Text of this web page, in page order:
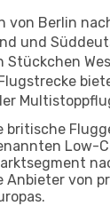
Berlin
und
Stückchen
britische
Low-
Anbieter von